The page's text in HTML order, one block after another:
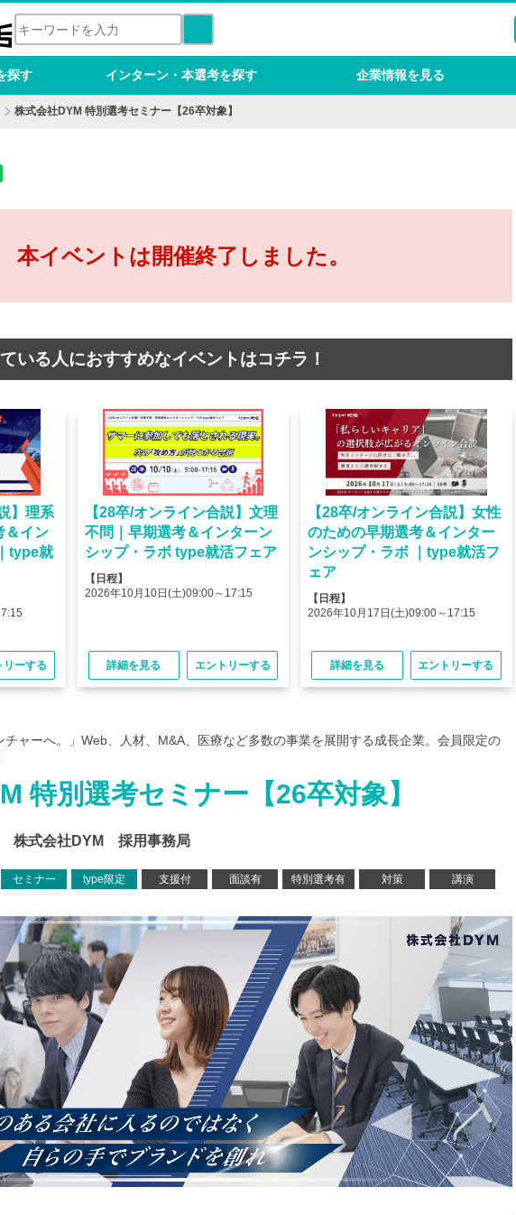
探す インターン・本選考を探す 企業情報を見る
株式会社DYM 特別選考セミナー【26卒対象】
本イベントは開催終了しました。
いる人におすすめなイベントはコチラ！
】理系
＆イン
type就
リーする
【28卒/オンライン合説】文理
不問｜早期選考＆インターン
シップ・ラボ type就活フェア
【日程】
2026年10月10日(土)09:00～17:15
詳細を見る エントリーする
【28卒/オンライン合説】女性
のための早期選考＆インター
ンシップ・ラボ ｜type就活フ
ェア
【日程】
2026年10月17日(土)09:00～17:15
詳細を見る エントリーする
チャーへ。」Web、人材、M&A、医療など多数の事業を展開する成長企業。会員限定の
特別選考セミナー【26卒対象】
株式会社DYM 採用事務局
セミナー type限定 支援付 面談有 特別選考有 対策 講演